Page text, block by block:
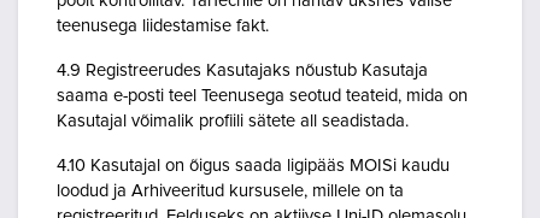
teenusega liidestamise fakt.
4.9 Registreerudes Kasutajaks nõustub Kasutaja
saama e-posti teel Teenusega seotud teateid, mida on
Kasutajal võimalik profiili sätete all seadistada.
4.10 Kasutajal on õigus saada ligipääs MOISi kaudu
loodud ja Arhiveeritud kursusele, millele on ta